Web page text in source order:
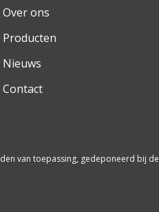
Over ons
Producten
Nieuws
Contact
van toepassing, gedeponeerd bij de